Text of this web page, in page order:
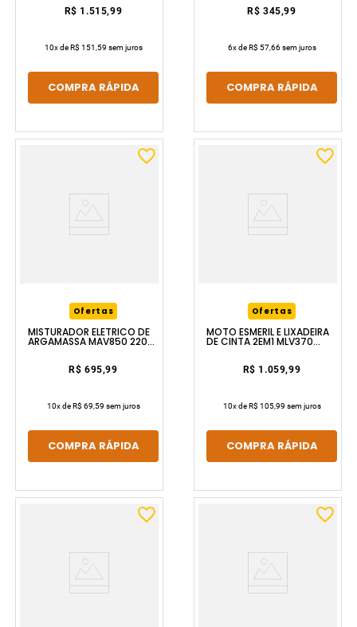
R$ 1.515,99
10x deR$ 151,59 sem juros
COMPRA RÁPIDA
R$ 345,99
6x deR$ 57,66sem juros
COMPRA RÁPIDA
Ofertas
MISTURADOR ELÉTRICO DE
ARGAMASSA MAV850 220V
R$ 695,99
10x deR$ 69,59 sem juros
COMPRA RÁPIDA
Ofertas
MOTO ESMERIL E LIXADEIRA
DE CINTA 2EM1 MLV370
R$ 1.059,99
10x deR$ 105,99 sem juros
COMPRA RÁPIDA